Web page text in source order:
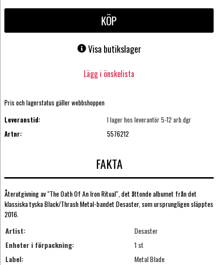
KÖP
Visa butikslager
Lägg i önskelista
Pris och lagerstatus gäller webbshoppen
Leveranstid:
I lager hos leverantör 5-12 arb.dgr
Artnr:
5576212
FAKTA
Återutgivning av "The Oath Of An Iron Ritual", det åttonde albumet från det
klassiska tyska Black/Thrash Metal-bandet Desaster, som ursprungligen släpptes
2016.
Artist:
Desaster
Enheter i förpackning:
1 st
Label:
Metal Blade